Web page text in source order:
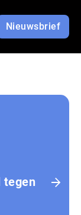
Nieuwsbrief